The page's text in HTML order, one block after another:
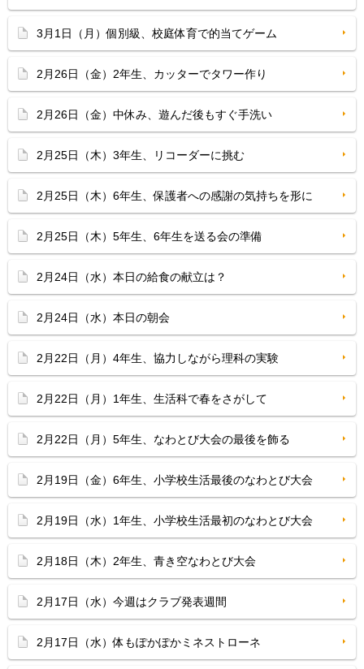
3月1日（月）個別級、校庭体育で的当てゲーム
2月26日（金）2年生、カッターでタワー作り
2月26日（金）中休み、遊んだ後もすぐ手洗い
2月25日（木）3年生、リコーダーに挑む
2月25日（木）6年生、保護者への感謝の気持ちを形に
2月25日（木）5年生、6年生を送る会の準備
2月24日（水）本日の給食の献立は？
2月24日（水）本日の朝会
2月22日（月）4年生、協力しながら理科の実験
2月22日（月）1年生、生活科で春をさがして
2月22日（月）5年生、なわとび大会の最後を飾る
2月19日（金）6年生、小学校生活最後のなわとび大会
2月19日（水）1年生、小学校生活最初のなわとび大会
2月18日（木）2年生、青き空なわとび大会
2月17日（水）今週はクラブ発表週間
2月17日（水）体もぽかぽかミネストローネ